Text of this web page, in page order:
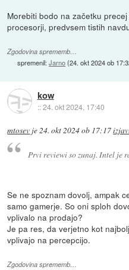
Morebiti bodo na začetku
procesorji, predvsem tistih
Zgodovina sprememb…
spremenil:Jarno(24. okt 2024 ob
kow
::24. okt 2024, 17:40
mtosev je24. okt 2024 ob 17:17
Prvi reviewi so zunaj. Intel je
Se ne spoznam dovolj, ampak
samo gamerje. So oni sploh
vplivalo na prodajo?
Je pa res, da verjetno kot
vplivajo na percepcijo.
Zgodovina sprememb…